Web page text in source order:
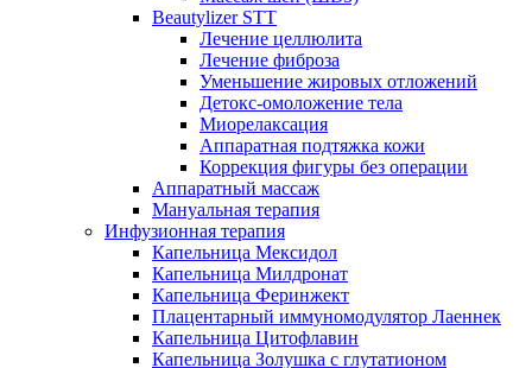
Beautylizer STT
Лечение целлюлита
Лечение фиброза
Уменьшение жировых отложений
Детокс-омоложение тела
Миорелаксация
Аппаратная подтяжка кожи
Коррекция фигуры без операции
Аппаратный массаж
Мануальная терапия
Инфузионная терапия
Капельница Мексидол
Капельница Милдронат
Капельница Феринжект
Плацентарный иммуномодулятор Лаеннек
Капельница Цитофлавин
Капельница Золушка с глутатионом